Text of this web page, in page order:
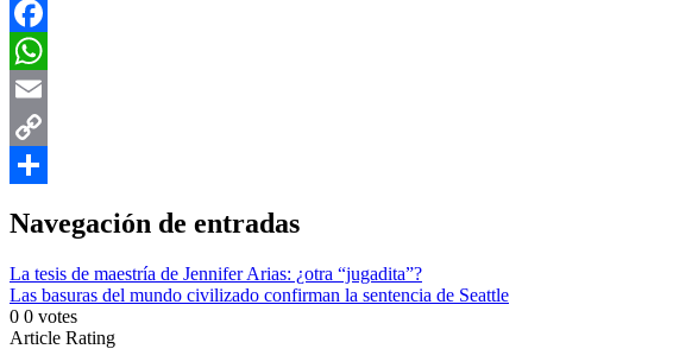
X
Facebook
WhatsApp
Email
Copy
Navegación de entradas
La tesis de maestría de Jennifer Arias: ¿otra “jugadita”?
Las basuras del mundo civilizado confirman la sentencia de Seattle
0 0 votes
Article Rating